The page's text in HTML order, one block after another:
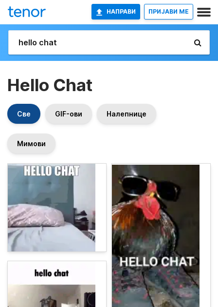
НАПРАВИ ПРИЈАВИ МЕ
Hello Chat
Све GIF-ови Налепнице
Мимови